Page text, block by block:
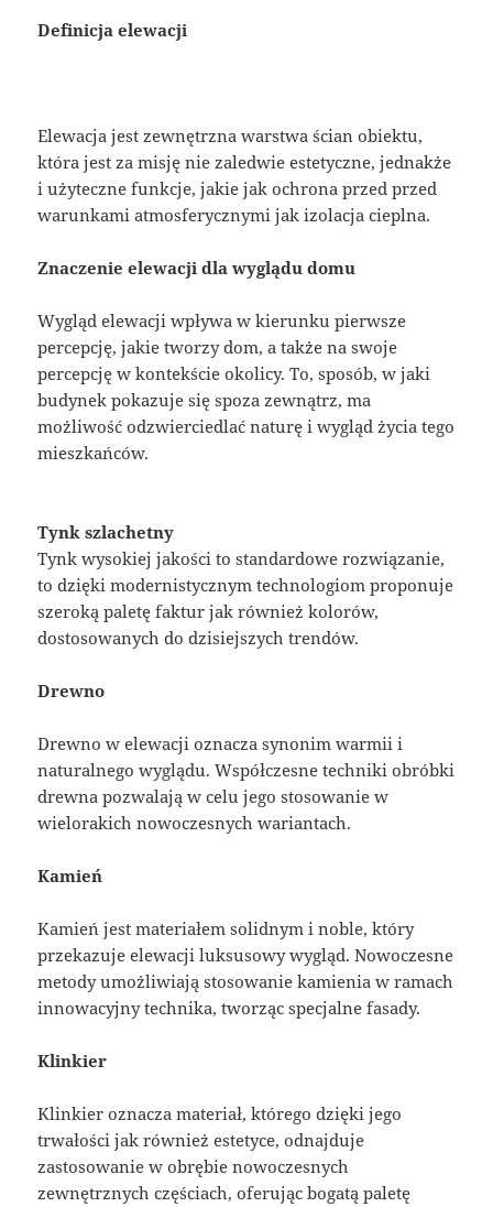
Definicja elewacji
Elewacja jest zewnętrzna warstwa ścian obiektu,
która jest za misję nie zaledwie estetyczne, jednakże
i użyteczne funkcje, jakie jak ochrona przed przed
warunkami atmosferycznymi jak izolacja cieplna.
Znaczenie elewacji dla wyglądu domu
Wygląd elewacji wpływa w kierunku pierwsze
percepcję, jakie tworzy dom, a także na swoje
percepcję w kontekście okolicy. To, sposób, w jaki
budynek pokazuje się spoza zewnątrz, ma
możliwość odzwierciedlać naturę i wygląd życia tego
mieszkańców.
Tynk szlachetny
Tynk wysokiej jakości to standardowe rozwiązanie,
to dzięki modernistycznym technologiom proponuje
szeroką paletę faktur jak również kolorów,
dostosowanych do dzisiejszych trendów.
Drewno
Drewno w elewacji oznacza synonim warmii i
naturalnego wyglądu. Współczesne techniki obróbki
drewna pozwalają w celu jego stosowanie w
wielorakich nowoczesnych wariantach.
Kamień
Kamień jest materiałem solidnym i noble, który
przekazuje elewacji luksusowy wygląd. Nowoczesne
metody umożliwiają stosowanie kamienia w ramach
innowacyjny technika, tworząc specjalne fasady.
Klinkier
Klinkier oznacza materiał, którego dzięki jego
trwałości jak również estetyce, odnajduje
zastosowanie w obrębie nowoczesnych
zewnętrznych częściach, oferując bogatą paletę